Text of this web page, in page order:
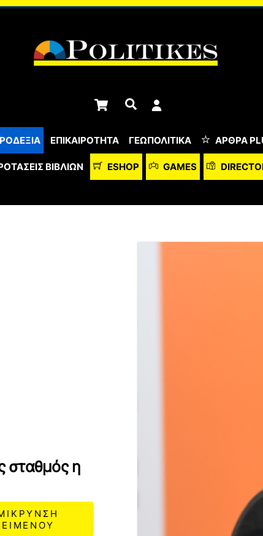
Cart Αναζήτηση
ΕΠΙΚΑΙΡΟΤΗΤΑ ΓΕΩΠΟΛΙΤΙΚΑ ΆΡΘΡΑ
ΒΙΒΛΊΩΝ ESHOP GAMES
σταθμός η